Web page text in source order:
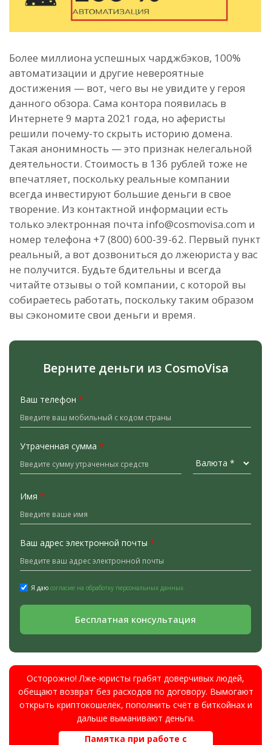
Более миллиона успешных чарджбэков, 100%
автоматизации и другие невероятные
достижения — вот, чего вы не увидите у героя
данного обзора. Сама контора появилась в
Интернете 9 марта 2021 года, но аферисты
решили почему-то скрыть историю домена.
Такая анонимность — это признак нелегальной
деятельности. Стоимость в 136 рублей тоже не
впечатляет, поскольку реальные компании
всегда инвестируют большие деньги в свое
творение. Из контактной информации есть
только электронная почта info@cosmovisa.com и
номер телефона +7 (800) 600-39-62. Первый пункт
реальный, а вот дозвониться до лжеюриста у вас
не получится. Будьте бдительны и всегда
читайте отзывы о той компании, с которой вы
собираетесь работать, поскольку таким образом
вы сэкономите свои деньги и время.
Верните деньги из CosmoVisa
Ваш телефон *
Утраченная сумма *
Имя *
Ваш адрес электронной почты *
Я даю согласие на обработку персональных данных.
Бесплатная консультация
Осторожно! Лже-юристы грабят доверчивых людей,
обещают возврат без расходов по договору. Вымогают
открыть криптокошелёк, пополнить счёт в биткойнах и
дальше выманивают деньги.
Памятка при работе с